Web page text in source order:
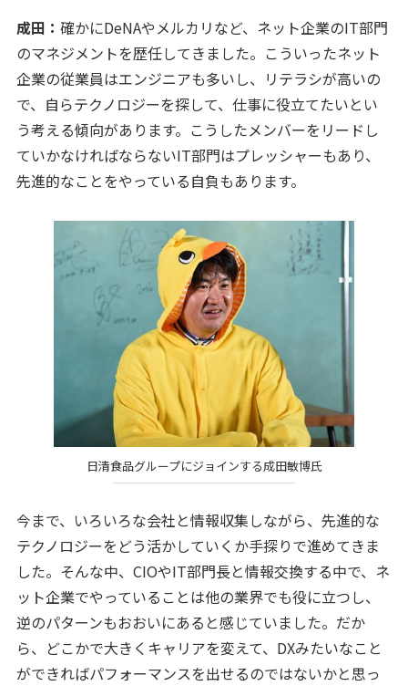
成田： 確かにDeNAやメルカリなど、ネット企業のIT部門
のマネジメントを歴任してきました。こういったネット
企業の従業員はエンジニアも多いし、リテラシが高いの
で、自らテクノロジーを探して、仕事に役立てたいとい
う考える傾向があります。こうしたメンバーをリードし
ていかなければならないIT部門はプレッシャーもあり、
先進的なことをやっている自負もあります。
日清食品グループにジョインする成田敏博氏
今まで、いろいろな会社と情報収集しながら、先進的な
テクノロジーをどう活かしていくか手探りで進めてきま
した。そんな中、CIOやIT部門長と情報交換する中で、ネ
ット企業でやっていることは他の業界でも役に立つし、
逆のパターンもおおいにあると感じていました。だか
ら、どこかで大きくキャリアを変えて、DXみたいなこと
ができればパフォーマンスを出せるのではないかと思っ